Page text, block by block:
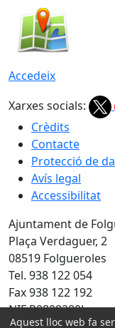
Accedeix
Xarxes socials:
Crèdits
Contacte
Protecció de
Avís legal
Accessibilitat
Ajuntament de
Plaça Verdaguer, 2
08519 Folgueroles
Tel. 938 122 054
Fax 938 122 192
NIF P0808200J
Aquest lloc web fa